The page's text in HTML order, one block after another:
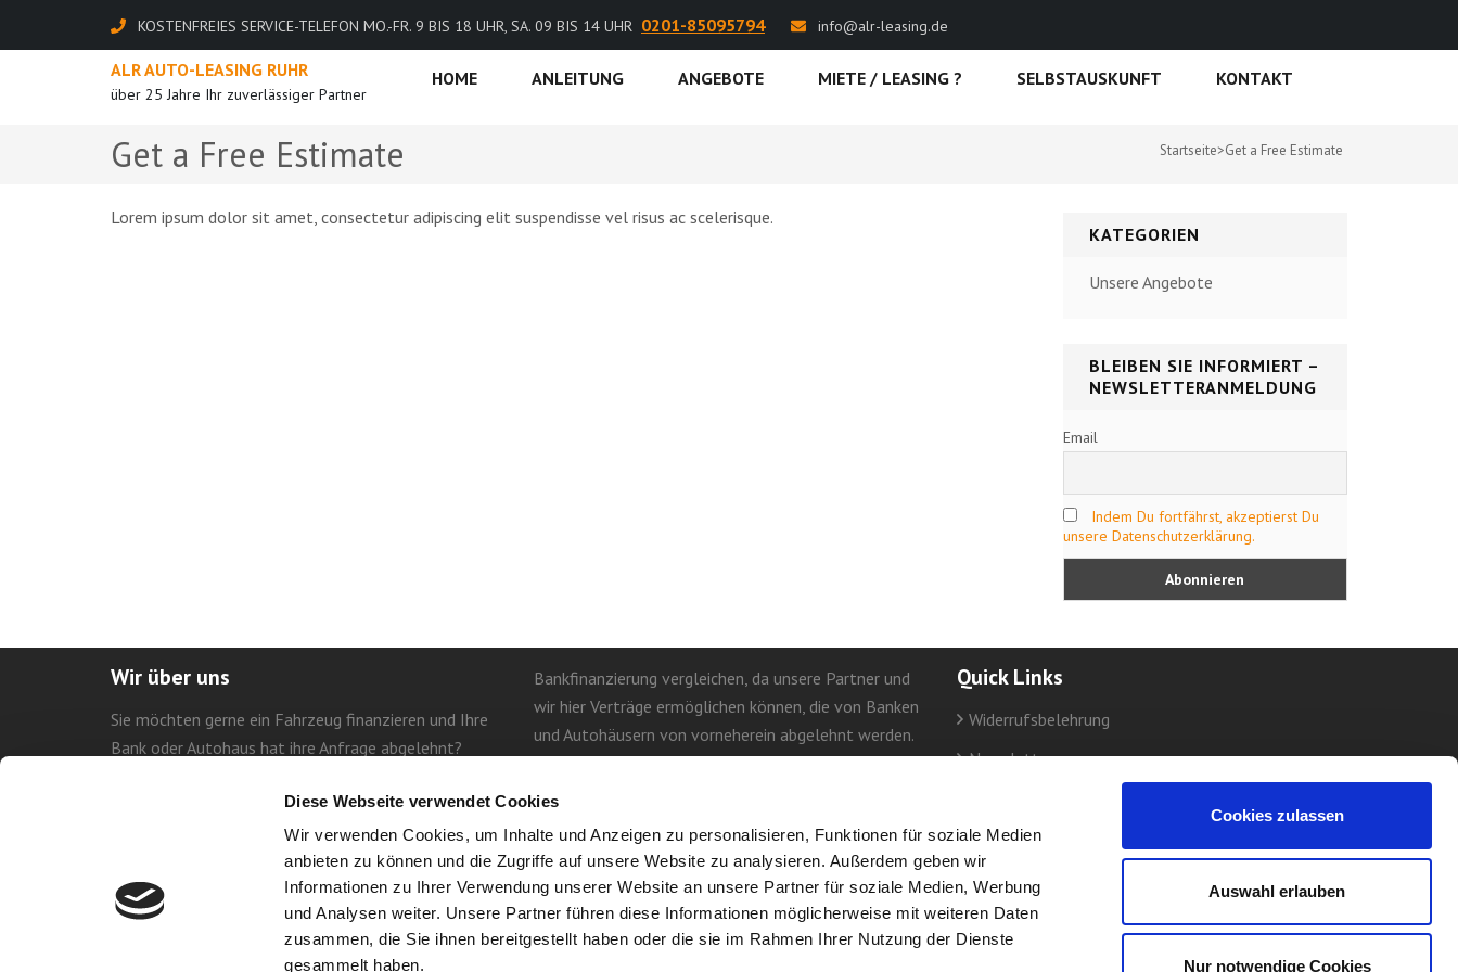
Diese Webseite verwendet Cookies
Wir verwenden Cookies, um Inhalte und Anzeigen zu personalisieren, Funktionen für soziale Medien
anbieten zu können und die Zugriffe auf unsere Website zu analysieren. Außerdem geben wir
Informationen zu Ihrer Verwendung unserer Website an unsere Partner für soziale Medien, Werbung
und Analysen weiter. Unsere Partner führen diese Informationen möglicherweise mit weiteren Daten
zusammen, die Sie ihnen bereitgestellt haben oder die sie im Rahmen Ihrer Nutzung der Dienste
gesammelt haben.
Cookies zulassen
Auswahl erlauben
Nur notwendige Cookies
springen
KOSTENFREIES SERVICE-TELEFON MO.-FR. 9 BIS 18 UHR, SA. 09 BIS 14 UHR 0201-85095794 info@alr-leasing.de
ALR AUTO-LEASING RUHR
über 25 Jahre Ihr zuverlässiger Partner
HOME ANLEITUNG ANGEBOTE MIETE / LEASING ? SELBSTAUSKUNFT KONTAKT
Get a Free Estimate Startseite>Get a Free Estimate
Lorem ipsum dolor sit amet, consectetur adipiscing elit suspendisse vel risus ac scelerisque.
KATEGORIEN
Unsere Angebote
BLEIBEN SIE INFORMIERT –
NEWSLETTERANMELDUNG
Email
Indem Du fortfährst, akzeptierst Du
unsere Datenschutzerklärung.
Wir über uns
Sie möchten gerne ein Fahrzeug finanzieren und Ihre
Bank oder Autohaus hat ihre Anfrage abgelehnt?
Mietangebote unserer Partner können Sie nicht mit
einer herkömmlichen Autohaus- oder
Bankfinanzierung vergleichen, da unsere Partner und
wir hier Verträge ermöglichen können, die von Banken
und Autohäusern von vorneherein abgelehnt werden.
Quick Links
Widerrufsbelehrung
Newsletter
Datenschutz
Impressum
ALR Auto-Leasing Ruhr